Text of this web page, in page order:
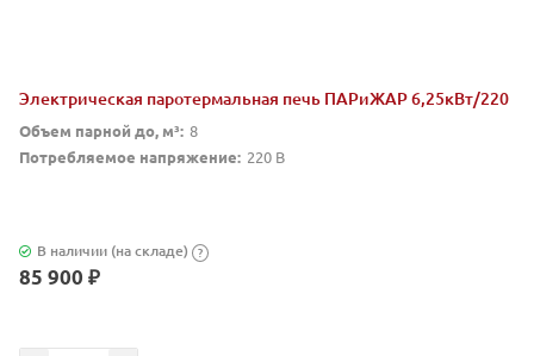
Электрическая паротермальная печь ПАРиЖАР 6,25кВт/220
Объем парной до, м³: 8
Потребляемое напряжение: 220 В
В наличии (на складе) ?
85 900 ₽